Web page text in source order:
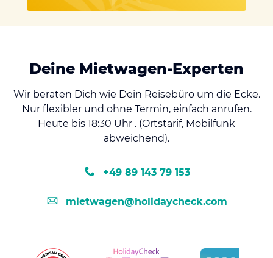
Deine Mietwagen-Experten
Wir beraten Dich wie Dein Reisebüro um die Ecke.
Nur flexibler und ohne Termin, einfach anrufen.
Heute bis 18:30 Uhr . (Ortstarif, Mobilfunk
abweichend).
+49 89 143 79 153
mietwagen@holidaycheck.com